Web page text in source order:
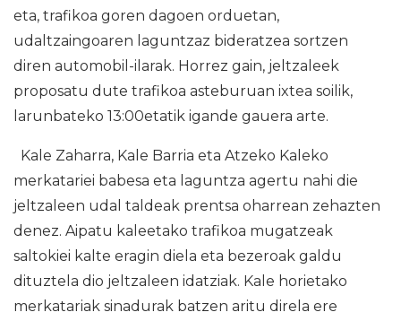
eta, trafikoa goren dagoen orduetan,
udaltzaingoaren laguntzaz bideratzea sortzen
diren automobil-ilarak. Horrez gain, jeltzaleek
proposatu dute trafikoa asteburuan ixtea soilik,
larunbateko 13:00etatik igande gauera arte.
Kale Zaharra, Kale Barria eta Atzeko Kaleko
merkatariei babesa eta laguntza agertu nahi die
jeltzaleen udal taldeak prentsa oharrean zehazten
denez. Aipatu kaleetako trafikoa mugatzeak
saltokiei kalte eragin diela eta bezeroak galdu
dituztela dio jeltzaleen idatziak. Kale horietako
merkatariak sinadurak batzen aritu direla ere